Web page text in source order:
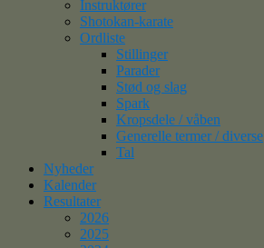
Instruktører
Shotokan-karate
Ordliste
Stillinger
Parader
Stød og slag
Spark
Kropsdele / våben
Generelle termer / diverse
Tal
Nyheder
Kalender
Resultater
2026
2025